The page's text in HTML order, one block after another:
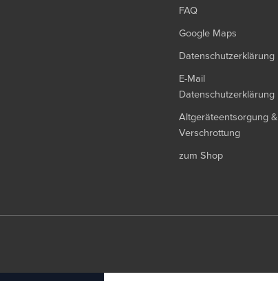
FAQ
Google Maps
Datenschutzerklärung
E-Mail
Datenschutzerklärung
Altgeräteentsorgung &
Verschrottung
zum Shop